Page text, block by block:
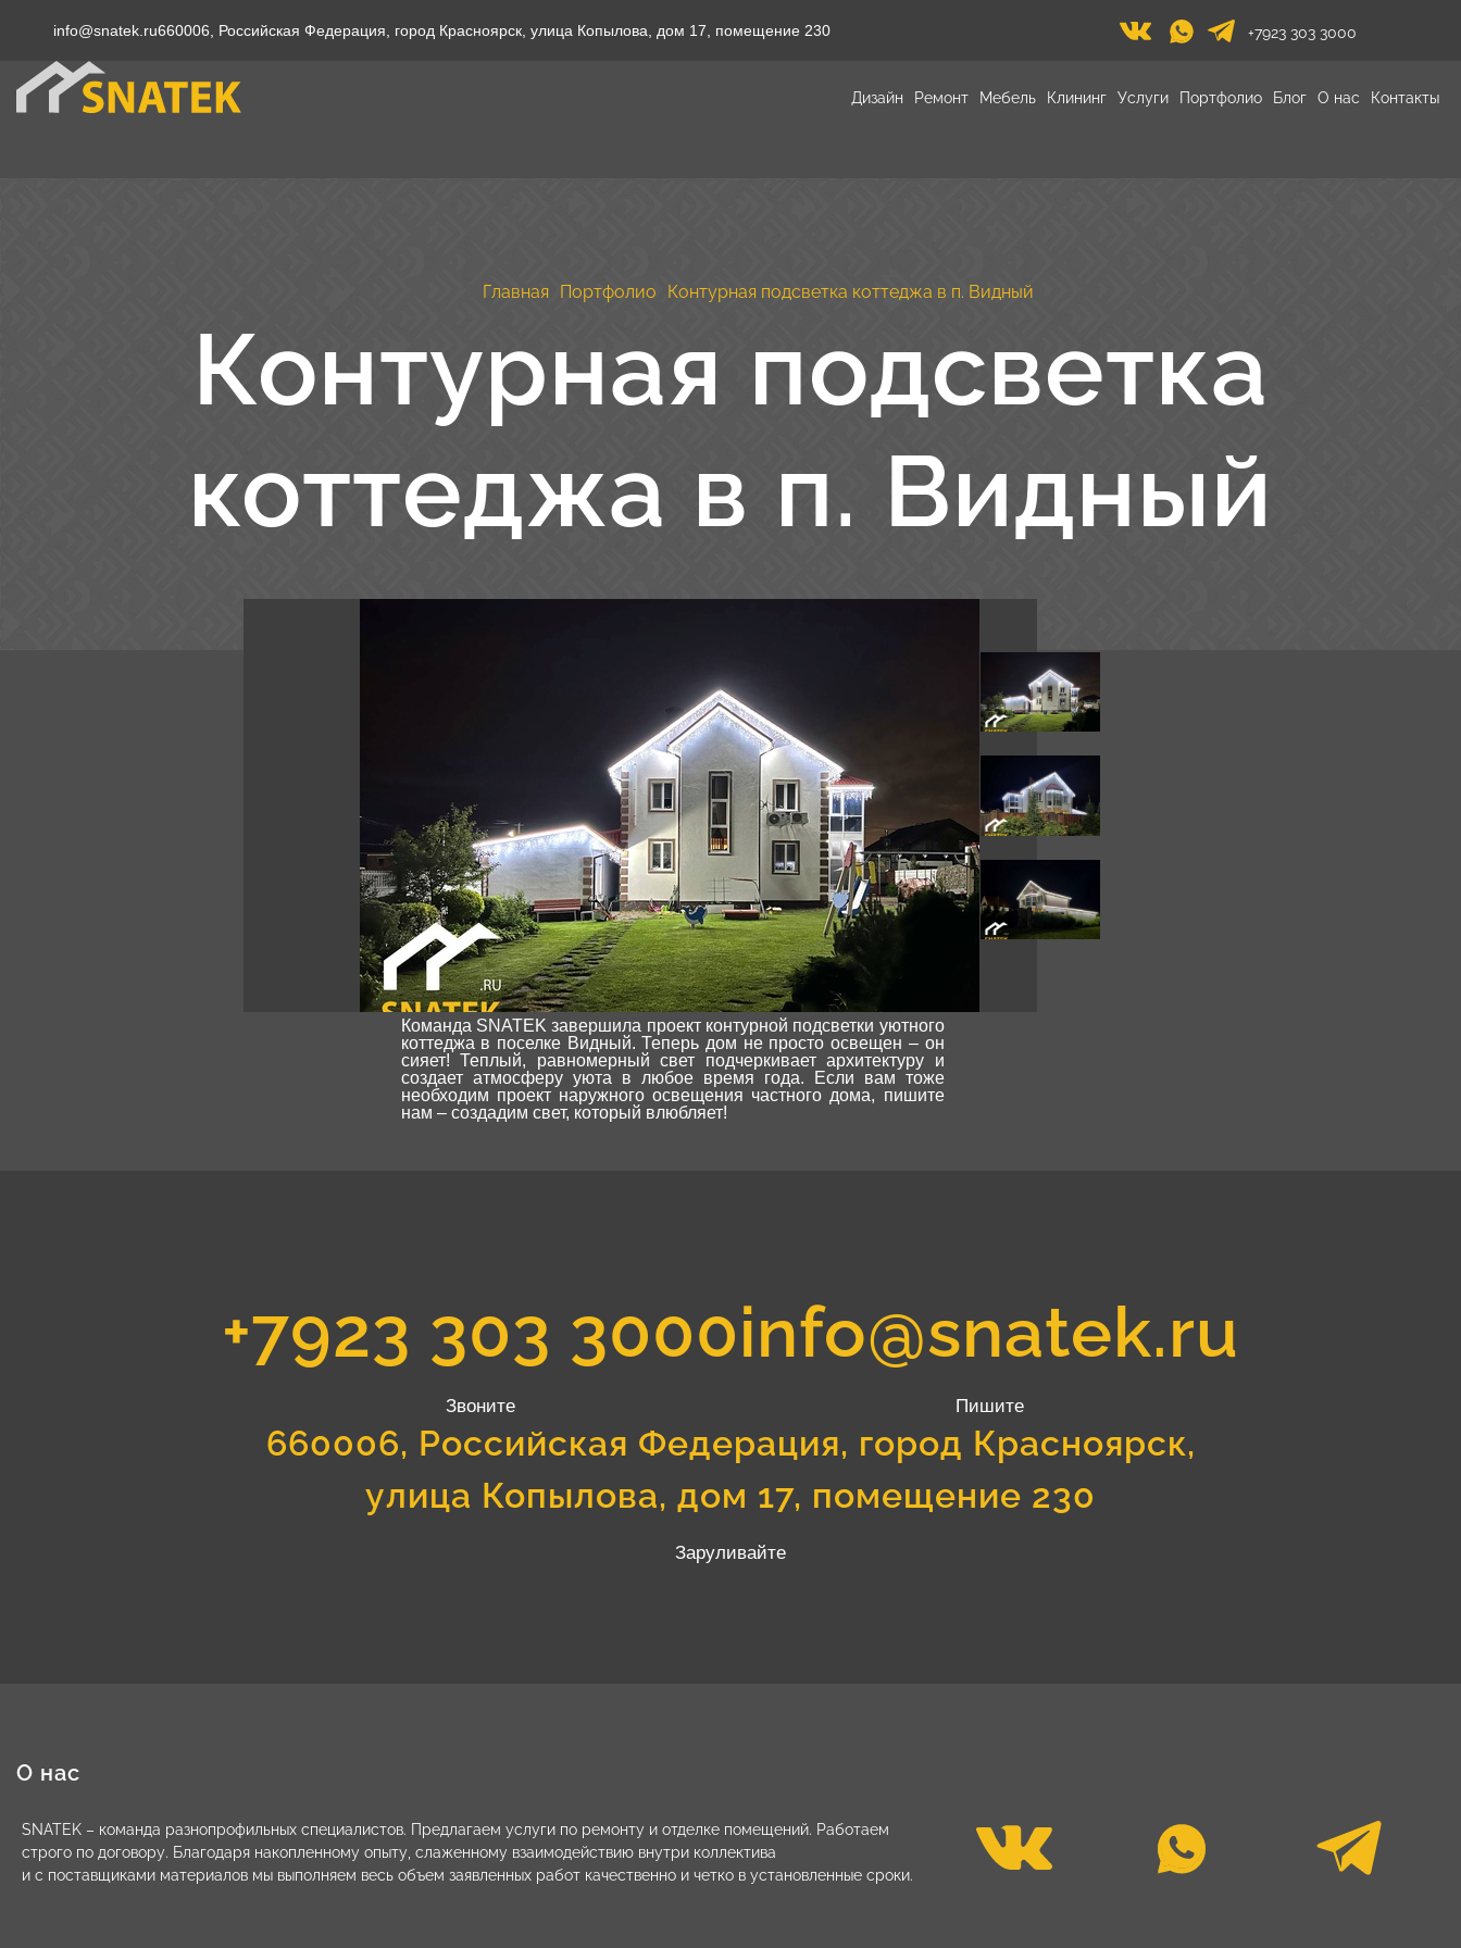
info@snatek.ru660006, Российская Федерация, город Красноярск, улица Копылова, дом 17, помещение 230 +7923 303 3000
Дизайн Ремонт Мебель Клининг Услуги Портфолио Блог О нас Контакты
Главная Портфолио Контурная подсветка коттеджа в п. Видный
Контурная подсветка
коттеджа в п. Видный
Команда SNATEK завершила проект контурной подсветки уютного
коттеджа в поселке Видный. Теперь дом не просто освещен – он
сияет! Теплый, равномерный свет подчеркивает архитектуру и
создает атмосферу уюта в любое время года. Если вам тоже
необходим проект наружного освещения частного дома, пишите
нам – создадим свет, который влюбляет!
+7923 303 3000
Звоните
info@snatek.ru
Пишите
660006, Российская Федерация, город Красноярск,
улица Копылова, дом 17, помещение 230
Заруливайте
О нас
SNATEK – команда разнопрофильных специалистов. Предлагаем услуги по ремонту и отделке помещений. Работаем
строго по договору. Благодаря накопленному опыту, слаженному взаимодействию внутри коллектива
и с поставщиками материалов мы выполняем весь объем заявленных работ качественно и четко в установленные сроки.